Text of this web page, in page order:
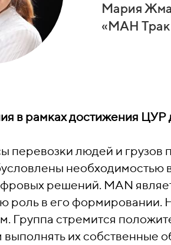
Мария
«МАН Трак
в рамках достижения ЦУР
перевозки людей и
необходимостью
решений. MAN
роль в его формировании.
Группа стремится
выполнять их собственные